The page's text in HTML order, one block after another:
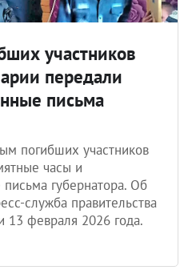
участников
передали
письма
погибших участников
часы и
губернатора. Об
служба правительства
13 февраля 2026 года.